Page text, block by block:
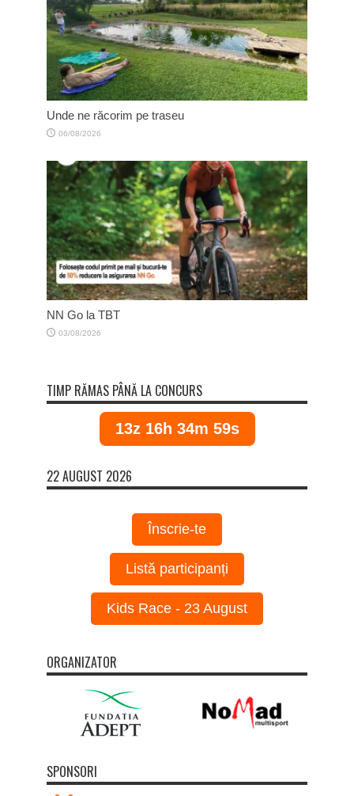
Unde ne răcorim pe traseu
06/08/2026
NN Go la TBT
03/08/2026
TIMP RĂMAS PÂNĂ LA CONCURS
13z 16h 34m 58s
22 AUGUST 2026
Înscrie-te
Listă participanți
Kids Race - 23 August
ORGANIZATOR
SPONSORI